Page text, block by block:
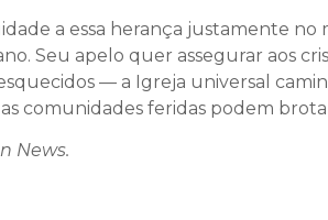
a essa herança justamente
Seu apelo quer assegurar aos
— a Igreja universal
comunidades feridas podem
News.